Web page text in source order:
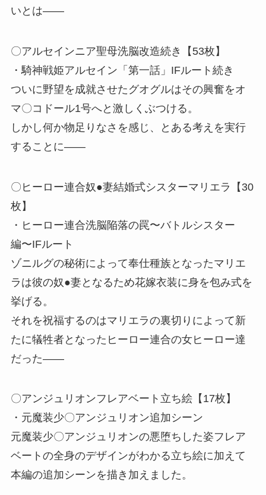
いとは――
〇アルセインニア聖母洗脳改造続き【53枚】
・騎神戦姫アルセイン「第一話」IFルート続き
ついに野望を成就させたグオグルはその興奮をオ
マ〇コドール1号へと激しくぶつける。
しかし何か物足りなさを感じ、とある考えを実行
することに――
〇ヒーロー連合奴●妻結婚式シスターマリエラ【30
枚】
・ヒーロー連合洗脳陥落の罠〜バトルシスター
編〜IFルート
ゾニルグの秘術によって奉仕種族となったマリエ
ラは彼の奴●妻となるため花嫁衣装に身を包み式を
挙げる。
それを祝福するのはマリエラの裏切りによって新
たに犠牲者となったヒーロー連合の女ヒーロー達
だった――
〇アンジュリオンフレアベート立ち絵【17枚】
・元魔装少〇アンジュリオン追加シーン
元魔装少〇アンジュリオンの悪堕ちした姿フレア
ベートの全身のデザインがわかる立ち絵に加えて
本編の追加シーンを描き加えました。